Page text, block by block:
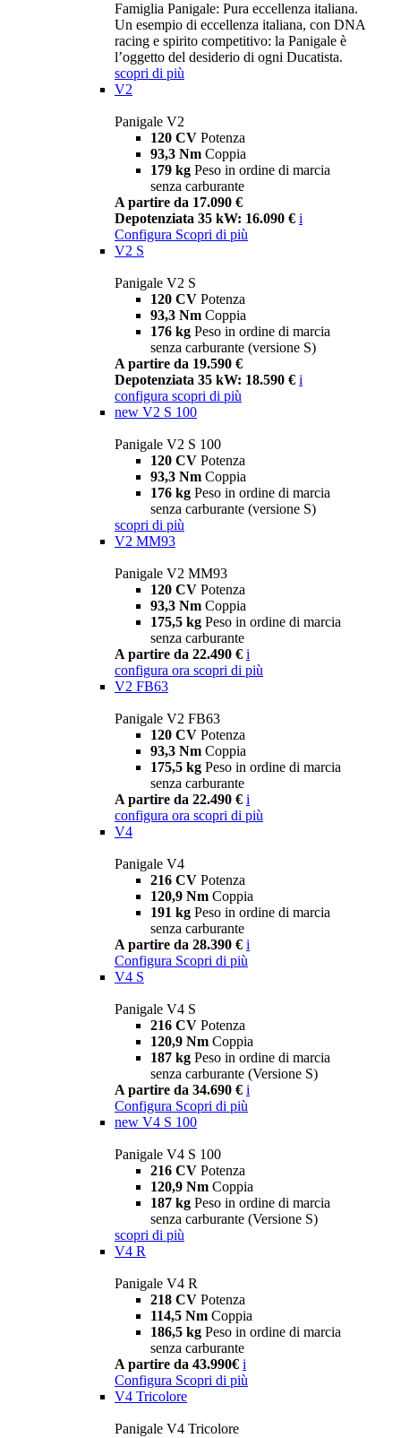
Famiglia Panigale: Pura eccellenza italiana.
Un esempio di eccellenza italiana, con DNA
racing e spirito competitivo: la Panigale è
l’oggetto del desiderio di ogni Ducatista.
scopri di più
V2
Panigale V2
120 CV Potenza
93,3 Nm Coppia
179 kg Peso in ordine di marcia
senza carburante
A partire da 17.090 €
Depotenziata 35 kW: 16.090 € i
Configura Scopri di più
V2 S
Panigale V2 S
120 CV Potenza
93,3 Nm Coppia
176 kg Peso in ordine di marcia
senza carburante (versione S)
A partire da 19.590 €
Depotenziata 35 kW: 18.590 € i
configura scopri di più
new V2 S 100
Panigale V2 S 100
120 CV Potenza
93,3 Nm Coppia
176 kg Peso in ordine di marcia
senza carburante (versione S)
scopri di più
V2 MM93
Panigale V2 MM93
120 CV Potenza
93,3 Nm Coppia
175,5 kg Peso in ordine di marcia
senza carburante
A partire da 22.490 € i
configura ora scopri di più
V2 FB63
Panigale V2 FB63
120 CV Potenza
93,3 Nm Coppia
175,5 kg Peso in ordine di marcia
senza carburante
A partire da 22.490 € i
configura ora scopri di più
V4
Panigale V4
216 CV Potenza
120,9 Nm Coppia
191 kg Peso in ordine di marcia
senza carburante
A partire da 28.390 € i
Configura Scopri di più
V4 S
Panigale V4 S
216 CV Potenza
120,9 Nm Coppia
187 kg Peso in ordine di marcia
senza carburante (Versione S)
A partire da 34.690 € i
Configura Scopri di più
new V4 S 100
Panigale V4 S 100
216 CV Potenza
120,9 Nm Coppia
187 kg Peso in ordine di marcia
senza carburante (Versione S)
scopri di più
V4 R
Panigale V4 R
218 CV Potenza
114,5 Nm Coppia
186,5 kg Peso in ordine di marcia
senza carburante
A partire da 43.990€ i
Configura Scopri di più
V4 Tricolore
Panigale V4 Tricolore